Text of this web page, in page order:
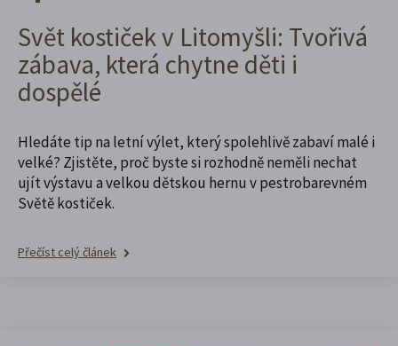
Svět kostiček v Litomyšli: Tvořivá
zábava, která chytne děti i
dospělé
Hledáte tip na letní výlet, který spolehlivě zabaví malé i
velké? Zjistěte, proč byste si rozhodně neměli nechat
ujít výstavu a velkou dětskou hernu v pestrobarevném
Světě kostiček.
Přečíst celý článek